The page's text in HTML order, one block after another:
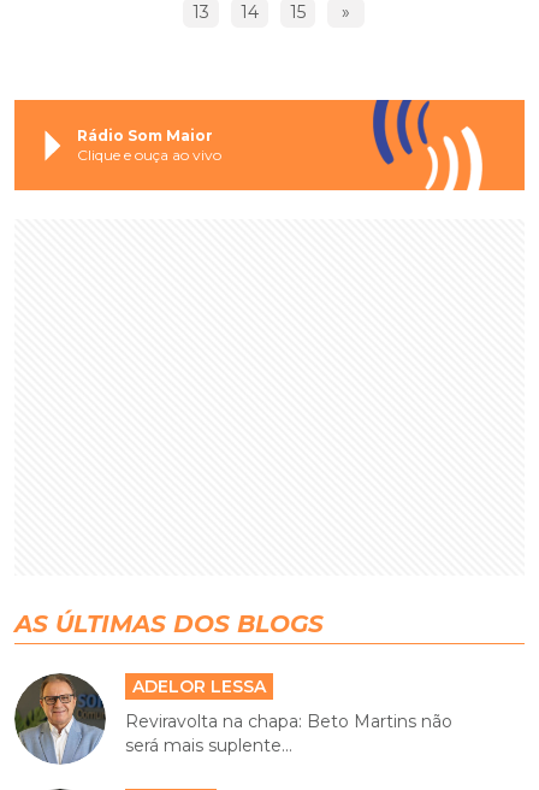
13 14 15 »
Rádio Som Maior
Clique e ouça ao vivo
AS ÚLTIMAS DOS BLOGS
ADELOR LESSA
Reviravolta na chapa: Beto Martins não
será mais suplente...